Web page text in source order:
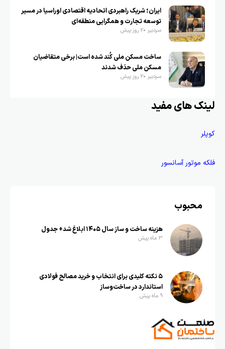
ایران؛ شریک راهبردی اتحادیه اقتصادی اوراسیا در مسیر
توسعه تجارت و همگرایی منطقه‌ای
سردبیر 2 روز پیش
ساخت مسکن ملی کُند شده است| برخی متقاضیان
مسکن ملی حذف شدند
سردبیر 2 روز پیش
لینک های مفید
کوپلر
فلکه موتور آسانسور
محبوب
هزینه ساخت و ساز سال ۱۴۰۵ ابلاغ شد+ جدول
3 ماه پیش
۵ نکته کلیدی برای انتخاب و خرید مصالح فولادی
استاندارد در ساخت‌وساز
9 ماه پیش